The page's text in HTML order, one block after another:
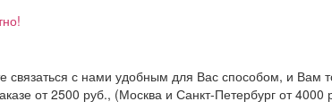
связаться с нами удобным для Вас способом, и Вам
от 2500 руб., (Москва и Санкт-Петербург от